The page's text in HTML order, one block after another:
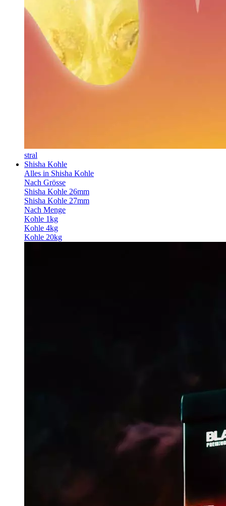
stral
Shisha Kohle
Alles in Shisha Kohle
Nach Grösse
Shisha Kohle 26mm
Shisha Kohle 27mm
Nach Menge
Kohle 1kg
Kohle 4kg
Kohle 20kg